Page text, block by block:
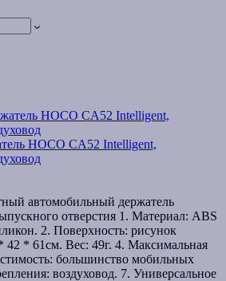
HOCO CA52 Intelligent,
автомобильный держатель
отверстия 1. Материал: ABS
2. Поверхность: рисунок
42 * 61см. Вес: 49г. 4. Максимальная
большинство мобильных
воздуховод. 7. Универсальное